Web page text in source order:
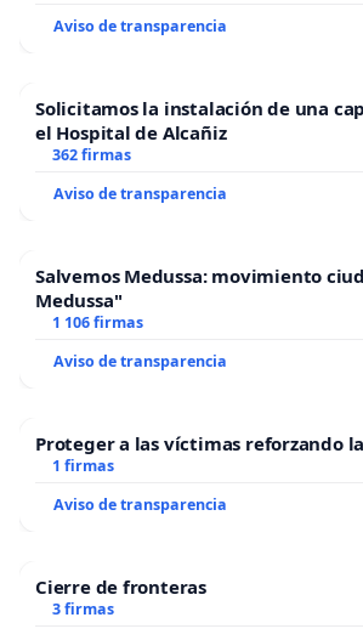
Aviso de transparencia
Solicitamos la instalación de una
el Hospital de Alcañiz
362 firmas
Aviso de transparencia
Salvemos Medussa: movimiento
Medussa"
1 106 firmas
Aviso de transparencia
Proteger a las víctimas reforzando
1 firmas
Aviso de transparencia
Cierre de fronteras
3 firmas